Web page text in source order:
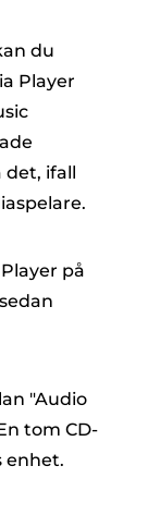
du
Player
det, ifall
på
"Audio
tom CD-
enhet.